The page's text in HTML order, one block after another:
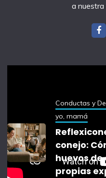
a nuestra
Conductas y
yo, mamá
conejo:
huevos de
propias